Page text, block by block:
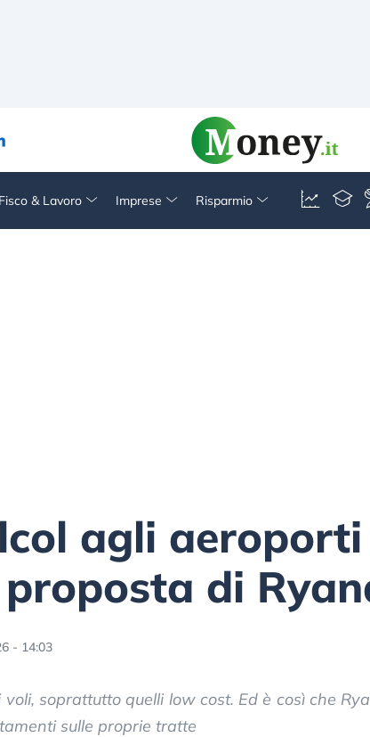
Fisco & Lavoro Imprese Risparmio
agli
di
- 14:03
soprattutto quelli low cost. Ed è così che
sulle proprie tratte